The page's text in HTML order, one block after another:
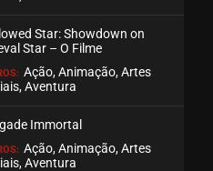
ASSISTIDO
EPISÓDIO 43
Star: Showdown on
Star – O Filme
Ação, Animação, Artes
Aventura
Immortal
Ação, Animação, Artes
Aventura